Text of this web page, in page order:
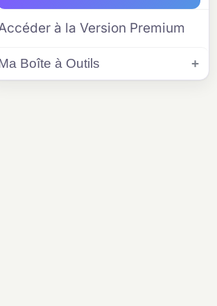
à la Version Premium
Boîte à Outils